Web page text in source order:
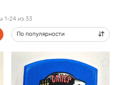
1-24 из 33
По популярности